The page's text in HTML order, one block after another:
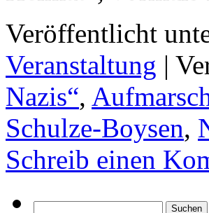
Veröffentlicht
Veranstaltung |
Nazis“,
Schulze-Boysen,
Schreib einen